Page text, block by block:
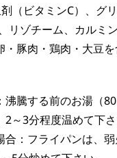
（ビタミンC）、グ
リゾチーム、カルミ
豚肉・鶏肉・大豆を
沸騰する前のお湯（
～3分程度温めて下さ
合：フライパンは、